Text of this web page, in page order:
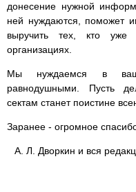
донесение нужной
ней нуждаются, поможет
выручить тех, кто уже
организациях.
Мы нуждаемся в
равнодушными. Пусть
сектам станет поистине
Заранее - огромное
А. Л. Дворкин и вся